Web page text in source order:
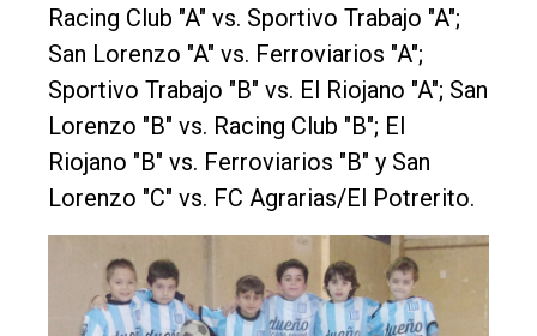
Racing Club "A" vs. Sportivo Trabajo "A";
San Lorenzo "A" vs. Ferroviarios "A";
Sportivo Trabajo "B" vs. El Riojano "A"; San
Lorenzo "B" vs. Racing Club "B"; El
Riojano "B" vs. Ferroviarios "B" y San
Lorenzo "C" vs. FC Agrarias/El Potrerito.